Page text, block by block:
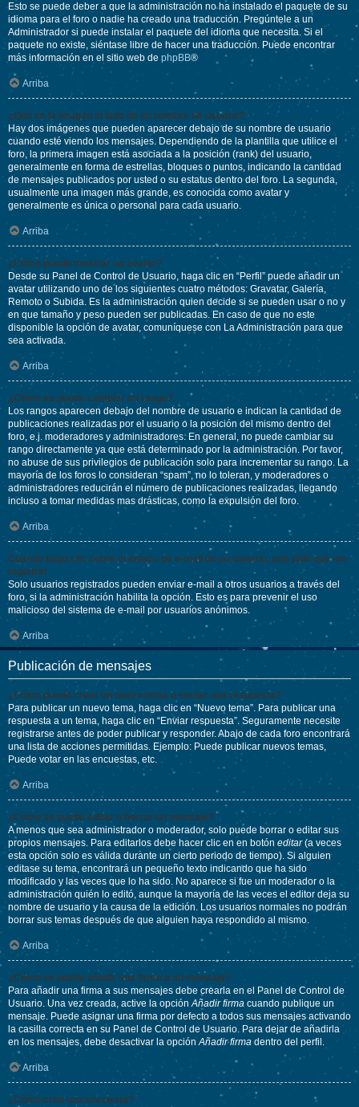
Esto se puede deber a que la administración no ha instalado el paquete de su
idioma para el foro o nadie ha creado una traducción. Pregúntele a un
Administrador si puede instalar el paquete del idioma que necesita. Si el
paquete no existe, siéntase libre de hacer una traducción. Puede encontrar
más información en el sitio web de phpBB®
Arriba
¿Qué es la imagen al lado de mi nombre de usuario?
Hay dos imágenes que pueden aparecer debajo de su nombre de usuario
cuando esté viendo los mensajes. Dependiendo de la plantilla que utilice el
foro, la primera imagen está asociada a la posición (rank) del usuario,
generalmente en forma de estrellas, bloques o puntos, indicando la cantidad
de mensajes publicados por usted o su estatus dentro del foro. La segunda,
usualmente una imagen más grande, es conocida como avatar y
generalmente es única o personal para cada usuario.
Arriba
¿Cómo puedo mostrar un avatar?
Desde su Panel de Control de Usuario, haga clic en “Perfil” puede añadir un
avatar utilizando uno de los siguientes cuatro métodos: Gravatar, Galería,
Remoto o Subida. Es la administración quien decide si se pueden usar o no y
en que tamaño y peso pueden ser publicadas. En caso de que no este
disponible la opción de avatar, comuníquese con La Administración para que
sea activada.
Arriba
¿Cómo se puede cambiar mi rango?
Los rangos aparecen debajo del nombre de usuario e indican la cantidad de
publicaciones realizadas por el usuario o la posición del mismo dentro del
foro, e.j. moderadores y administradores. En general, no puede cambiar su
rango directamente ya que está determinado por la administración. Por favor,
no abuse de sus privilegios de publicación solo para incrementar su rango. La
mayoría de los foros lo consideran “spam”, no lo toleran, y moderadores o
administradores reducirán el número de publicaciones realizadas, llegando
incluso a tomar medidas mas drásticas, como la expulsión del foro.
Arriba
Cuando hago clic sobre el enlace de e-mail de un usuario, ¡me pide que me
registre!
Solo usuarios registrados pueden enviar e-mail a otros usuarios a través del
foro, si la administración habilita la opción. Esto es para prevenir el uso
malicioso del sistema de e-mail por usuarios anónimos.
Arriba
Publicación de mensajes
¿Cómo puedo crear un nuevo tema o enviar una respuesta?
Para publicar un nuevo tema, haga clic en “Nuevo tema”. Para publicar una
respuesta a un tema, haga clic en “Enviar respuesta”. Seguramente necesite
registrarse antes de poder publicar y responder. Abajo de cada foro encontrará
una lista de acciones permitidas. Ejemplo: Puede publicar nuevos temas,
Puede votar en las encuestas, etc.
Arriba
¿Cómo se puede editar o borrar un mensaje?
A menos que sea administrador o moderador, solo puede borrar o editar sus
propios mensajes. Para editarlos debe hacer clic en en botón editar(a veces
esta opción solo es válida durante un cierto periodo de tiempo). Si alguien
editase su tema, encontrará un pequeño texto indicando que ha sido
modificado y las veces que lo ha sido. No aparece si fue un moderador o la
administración quién lo editó, aunque la mayoría de las veces el editor deja su
nombre de usuario y la causa de la edición. Los usuarios normales no podrán
borrar sus temas después de que alguien haya respondido al mismo.
Arriba
¿Cómo se puede añadir una firma a mi mensaje?
Para añadir una firma a sus mensajes debe crearla en el Panel de Control de
Usuario. Una vez creada, active la opciónAñadir firma cuando publique un
mensaje. Puede asignar una firma por defecto a todos sus mensajes activando
la casilla correcta en su Panel de Control de Usuario. Para dejar de añadirla
en los mensajes, debe desactivar la opciónAñadir firma dentro del perfil.
Arriba
¿Cómo creo una encuesta?